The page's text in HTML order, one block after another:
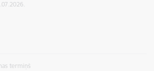
termiņš